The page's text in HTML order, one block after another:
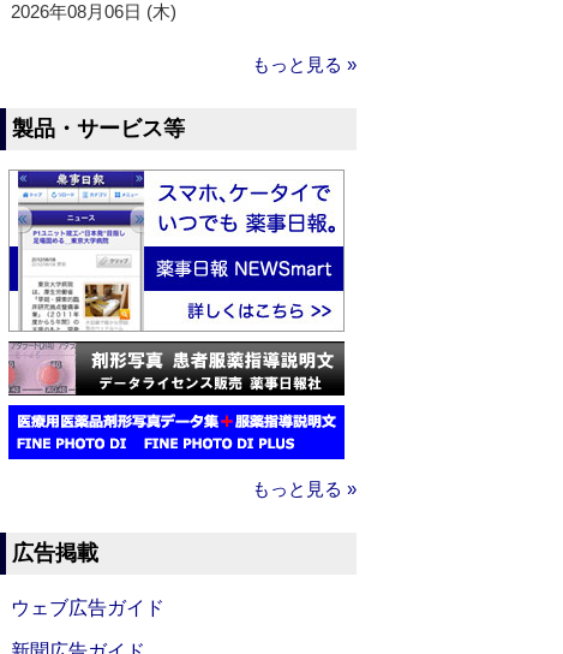
2026年08月06日 (木)
もっと見る »
製品・サービス等
もっと見る »
広告掲載
ウェブ広告ガイド